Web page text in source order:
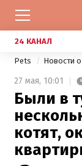
24 КАНАЛ
Pets Новости
27 мая, 10:01
Были в
котят,